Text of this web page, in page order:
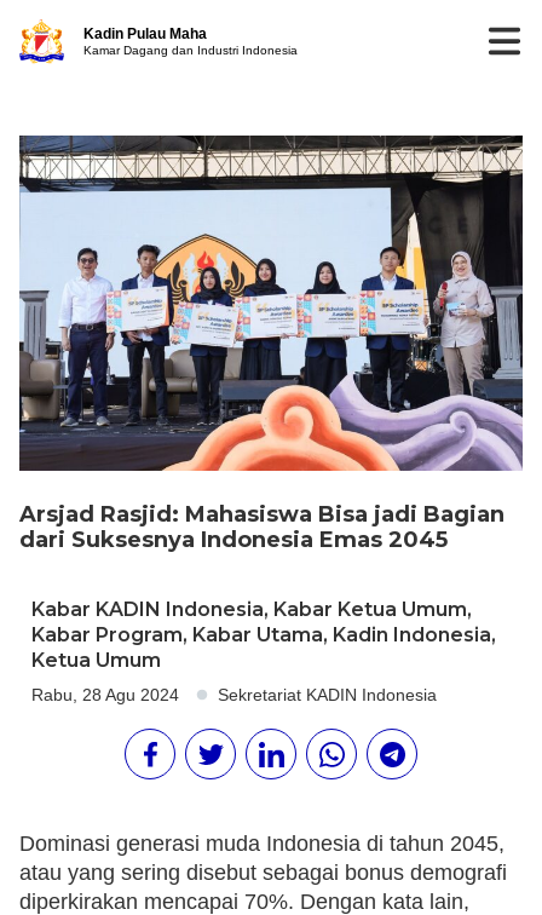
Kadin Pulau Maha
Kamar Dagang dan Industri Indonesia
Arsjad Rasjid: Mahasiswa Bisa jadi Bagian
dari Suksesnya Indonesia Emas 2045
Kabar KADIN Indonesia, Kabar Ketua Umum,
Kabar Program, Kabar Utama, Kadin Indonesia,
Ketua Umum
Rabu, 28 Agu 2024 Sekretariat KADIN Indonesia
Dominasi generasi muda Indonesia di tahun 2045,
atau yang sering disebut sebagai bonus demografi
diperkirakan mencapai 70%. Dengan kata lain,